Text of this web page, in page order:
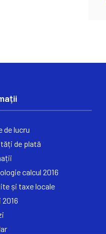
de lucru
de plată
calcul 2016
și taxe locale